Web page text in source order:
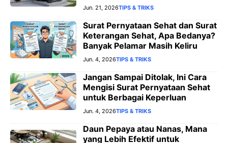
Jun. 21, 2026TIPS & TRIKS
Surat Pernyataan Sehat dan Surat
Keterangan Sehat, Apa Bedanya?
Banyak Pelamar Masih Keliru
Jun. 4, 2026TIPS & TRIKS
Jangan Sampai Ditolak, Ini Cara
Mengisi Surat Pernyataan Sehat
untuk Berbagai Keperluan
Jun. 4, 2026TIPS & TRIKS
Daun Pepaya atau Nanas, Mana
yang Lebih Efektif untuk